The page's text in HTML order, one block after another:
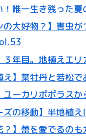
！唯一生き残った
の大好物？】害虫
３年目。地植えエ
え】葉牡丹と若松
ユーカリポポラス
ズの移動】半地植
？】蕾を愛でるの